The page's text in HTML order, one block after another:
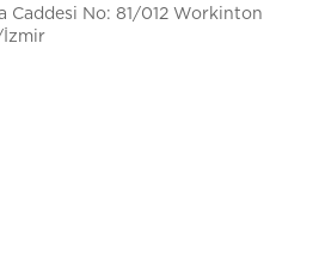
Caddesi No: 81/012 Workinton
İzmir